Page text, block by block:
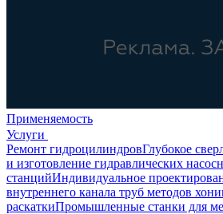
Применяемость
Услуги
Ремонт гидроцилиндровГлубокое
и изготовление гидравлических
станцийИндивидуальное
внутреннего канала труб методов
раскаткиПромышленные станки для